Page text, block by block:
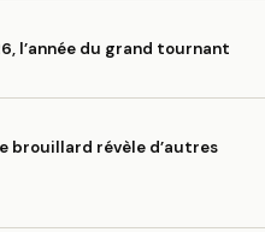
l’année du grand tournant
brouillard révèle d’autres